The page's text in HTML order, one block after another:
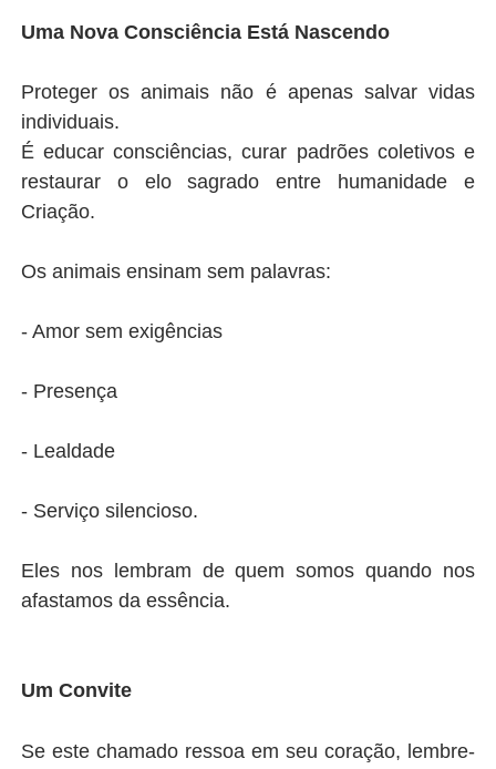
Uma Nova Consciência Está Nascendo
Proteger os animais não é apenas salvar vidas
individuais.
É educar consciências, curar padrões coletivos e
restaurar o elo sagrado entre humanidade e
Criação.
Os animais ensinam sem palavras:
- Amor sem exigências
- Presença
- Lealdade
- Serviço silencioso.
Eles nos lembram de quem somos quando nos
afastamos da essência.
Um Convite
Se este chamado ressoa em seu coração, lembre-